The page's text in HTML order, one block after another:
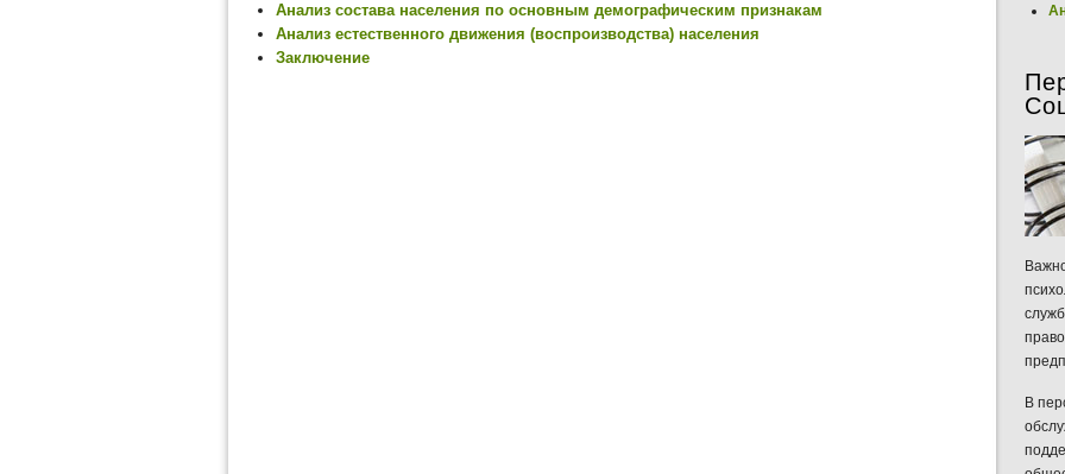
Анализ состава населения по основным демографическим признакам
Анализ естественного движения (воспроизводства) населения
Заключение
В